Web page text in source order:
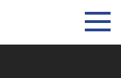
Toggle